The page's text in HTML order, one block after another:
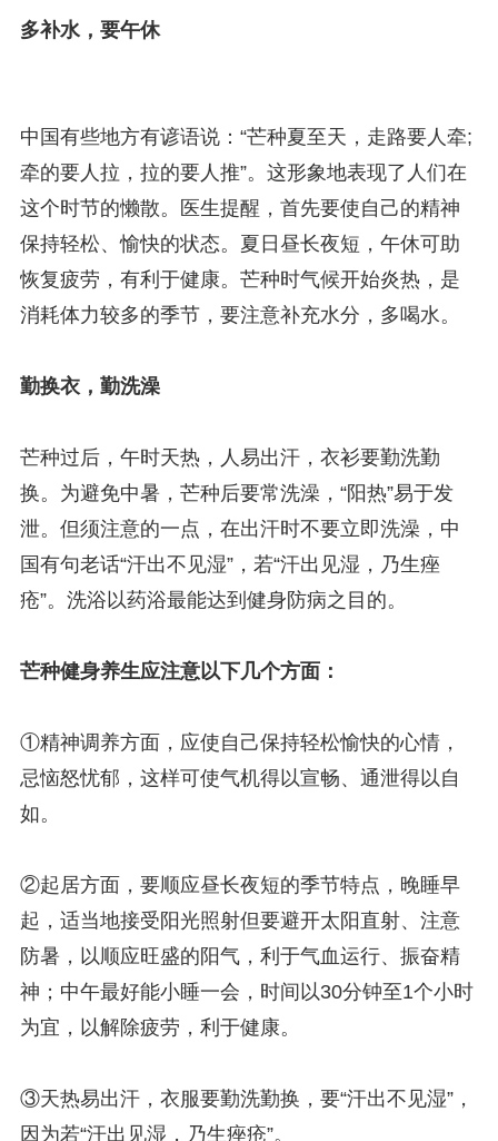
多补水，要午休
中国有些地方有谚语说：“芒种夏至天，走路要人牵;
牵的要人拉，拉的要人推”。这形象地表现了人们在
这个时节的懒散。医生提醒，首先要使自己的精神
保持轻松、愉快的状态。夏日昼长夜短，午休可助
恢复疲劳，有利于健康。芒种时气候开始炎热，是
消耗体力较多的季节，要注意补充水分，多喝水。
勤换衣，勤洗澡
芒种过后，午时天热，人易出汗，衣衫要勤洗勤
换。为避免中暑，芒种后要常洗澡，“阳热”易于发
泄。但须注意的一点，在出汗时不要立即洗澡，中
国有句老话“汗出不见湿”，若“汗出见湿，乃生痤
疮”。洗浴以药浴最能达到健身防病之目的。
芒种健身养生应注意以下几个方面：
①精神调养方面，应使自己保持轻松愉快的心情，
忌恼怒忧郁，这样可使气机得以宣畅、通泄得以自
如。
②起居方面，要顺应昼长夜短的季节特点，晚睡早
起，适当地接受阳光照射但要避开太阳直射、注意
防暑，以顺应旺盛的阳气，利于气血运行、振奋精
神；中午最好能小睡一会，时间以30分钟至1个小时
为宜，以解除疲劳，利于健康。
③天热易出汗，衣服要勤洗勤换，要“汗出不见湿”，
因为若“汗出见湿，乃生痤疮”。